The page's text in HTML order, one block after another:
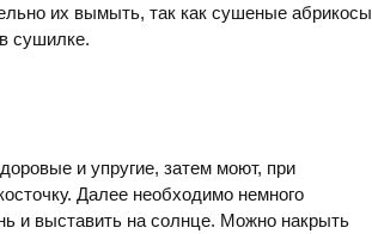
их вымыть, так как сушеные абрикосы
сушилке.
и упругие, затем моют, при
Далее необходимо немного
и выставить на солнце. Можно накрыть